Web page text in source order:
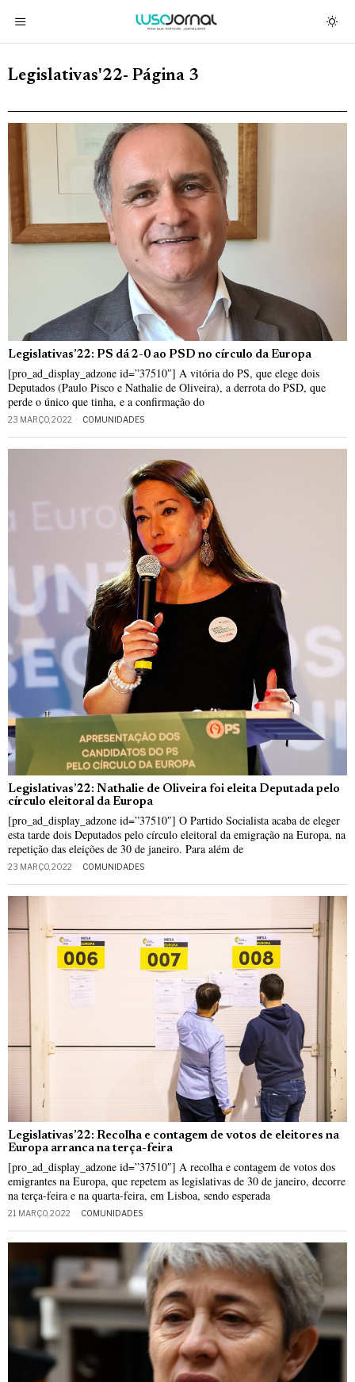
Legislativas'22- Página 3
Legislativas’22: PS dá 2-0 ao PSD no círculo da Europa
[pro_ad_display_adzone id=”37510″] A vitória do PS, que elege dois
Deputados (Paulo Pisco e Nathalie de Oliveira), a derrota do PSD, que
perde o único que tinha, e a confirmação do
23 MARÇO, 2022 COMUNIDADES
Legislativas’22: Nathalie de Oliveira foi eleita Deputada pelo
círculo eleitoral da Europa
[pro_ad_display_adzone id=”37510″] O Partido Socialista acaba de eleger
esta tarde dois Deputados pelo círculo eleitoral da emigração na Europa, na
repetição das eleições de 30 de janeiro. Para além de
23 MARÇO, 2022 COMUNIDADES
Legislativas’22: Recolha e contagem de votos de eleitores na
Europa arranca na terça-feira
[pro_ad_display_adzone id=”37510″] A recolha e contagem de votos dos
emigrantes na Europa, que repetem as legislativas de 30 de janeiro, decorre
na terça-feira e na quarta-feira, em Lisboa, sendo esperada
21 MARÇO, 2022 COMUNIDADES